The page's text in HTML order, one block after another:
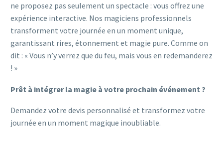
ne proposez pas seulement un spectacle : vous offrez une
expérience interactive. Nos magiciens professionnels
transforment votre journée en un moment unique,
garantissant rires, étonnement et magie pure. Comme on
dit : « Vous n’y verrez que du feu, mais vous en redemanderez
! »
Prêt à intégrer la magie à votre prochain événement ?
Demandez votre devis personnalisé et transformez votre
journée en un moment magique inoubliable.